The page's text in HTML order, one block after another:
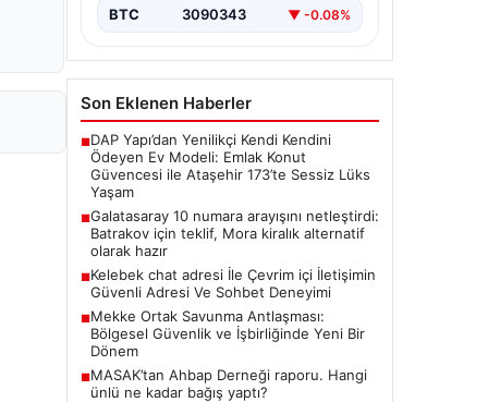
BTC 3090343 ▼ -0.08%
Son Eklenen Haberler
■DAP Yapı’dan Yenilikçi Kendi Kendini
Ödeyen Ev Modeli: Emlak Konut
Güvencesi ile Ataşehir 173’te Sessiz Lüks
Yaşam
■Galatasaray 10 numara arayışını netleştirdi:
Batrakov için teklif, Mora kiralık alternatif
olarak hazır
■Kelebek chat adresi İle Çevrim içi İletişimin
Güvenli Adresi Ve Sohbet Deneyimi
■Mekke Ortak Savunma Antlaşması:
Bölgesel Güvenlik ve İşbirliğinde Yeni Bir
Dönem
■MASAK’tan Ahbap Derneği raporu. Hangi
ünlü ne kadar bağış yaptı?